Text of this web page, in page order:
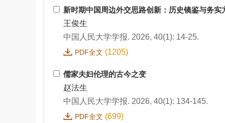
新时期中国周边外交思路创新：历史镜鉴与务实
王俊生
中国人民大学学报. 2026, 40(1): 14-25.
PDF全文 (1205)
儒家夫妇伦理的古今之变
赵法生
中国人民大学学报. 2026, 40(1): 134-145.
PDF全文 (699)